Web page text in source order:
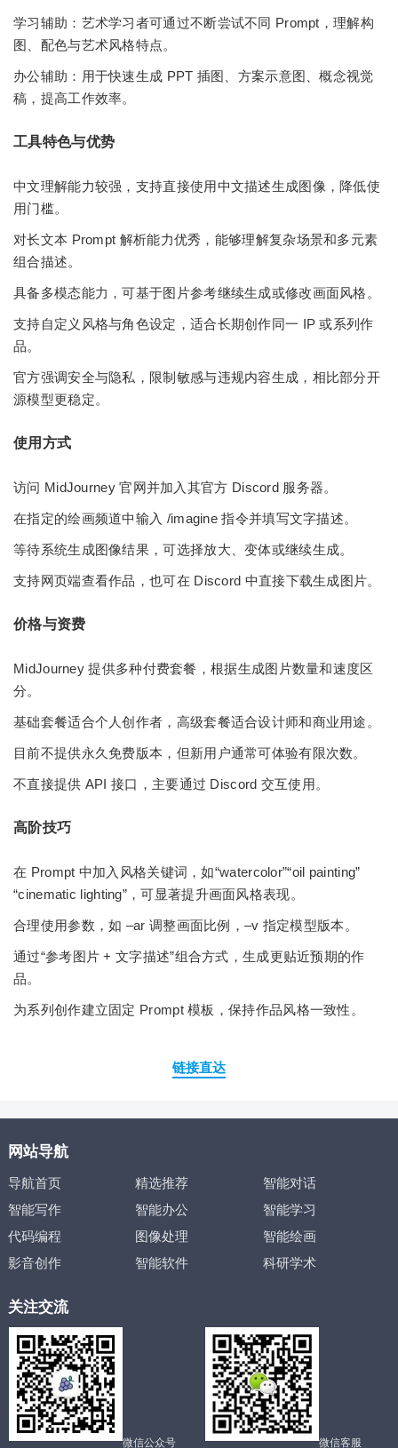
学习辅助：艺术学习者可通过不断尝试不同 Prompt，理解构
图、配色与艺术风格特点。
办公辅助：用于快速生成 PPT 插图、方案示意图、概念视觉
稿，提高工作效率。
工具特色与优势
中文理解能力较强，支持直接使用中文描述生成图像，降低使
用门槛。
对长文本 Prompt 解析能力优秀，能够理解复杂场景和多元素
组合描述。
具备多模态能力，可基于图片参考继续生成或修改画面风格。
支持自定义风格与角色设定，适合长期创作同一 IP 或系列作
品。
官方强调安全与隐私，限制敏感与违规内容生成，相比部分开
源模型更稳定。
使用方式
访问 MidJourney 官网并加入其官方 Discord 服务器。
在指定的绘画频道中输入 /imagine 指令并填写文字描述。
等待系统生成图像结果，可选择放大、变体或继续生成。
支持网页端查看作品，也可在 Discord 中直接下载生成图片。
价格与资费
MidJourney 提供多种付费套餐，根据生成图片数量和速度区
分。
基础套餐适合个人创作者，高级套餐适合设计师和商业用途。
目前不提供永久免费版本，但新用户通常可体验有限次数。
不直接提供 API 接口，主要通过 Discord 交互使用。
高阶技巧
在 Prompt 中加入风格关键词，如“watercolor”“oil painting”
“cinematic lighting”，可显著提升画面风格表现。
合理使用参数，如 –ar 调整画面比例，–v 指定模型版本。
通过“参考图片 + 文字描述”组合方式，生成更贴近预期的作
品。
为系列创作建立固定 Prompt 模板，保持作品风格一致性。
链接直达
网站导航
导航首页 精选推荐
智能对话
智能写作
智能办公
智能学习
代码编程
图像处理
智能绘画
影音创作
智能软件 科研学术
关注交流
微信公众号 微信客服